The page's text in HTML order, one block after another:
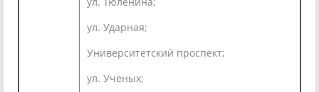
ул. Ударная;
Университетский проспект;
ул. Ученых;